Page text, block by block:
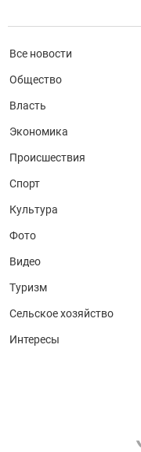
Все новости
Общество
Власть
Экономика
Происшествия
Спорт
Культура
Фото
Видео
Туризм
Сельское хозяйство
Интересы